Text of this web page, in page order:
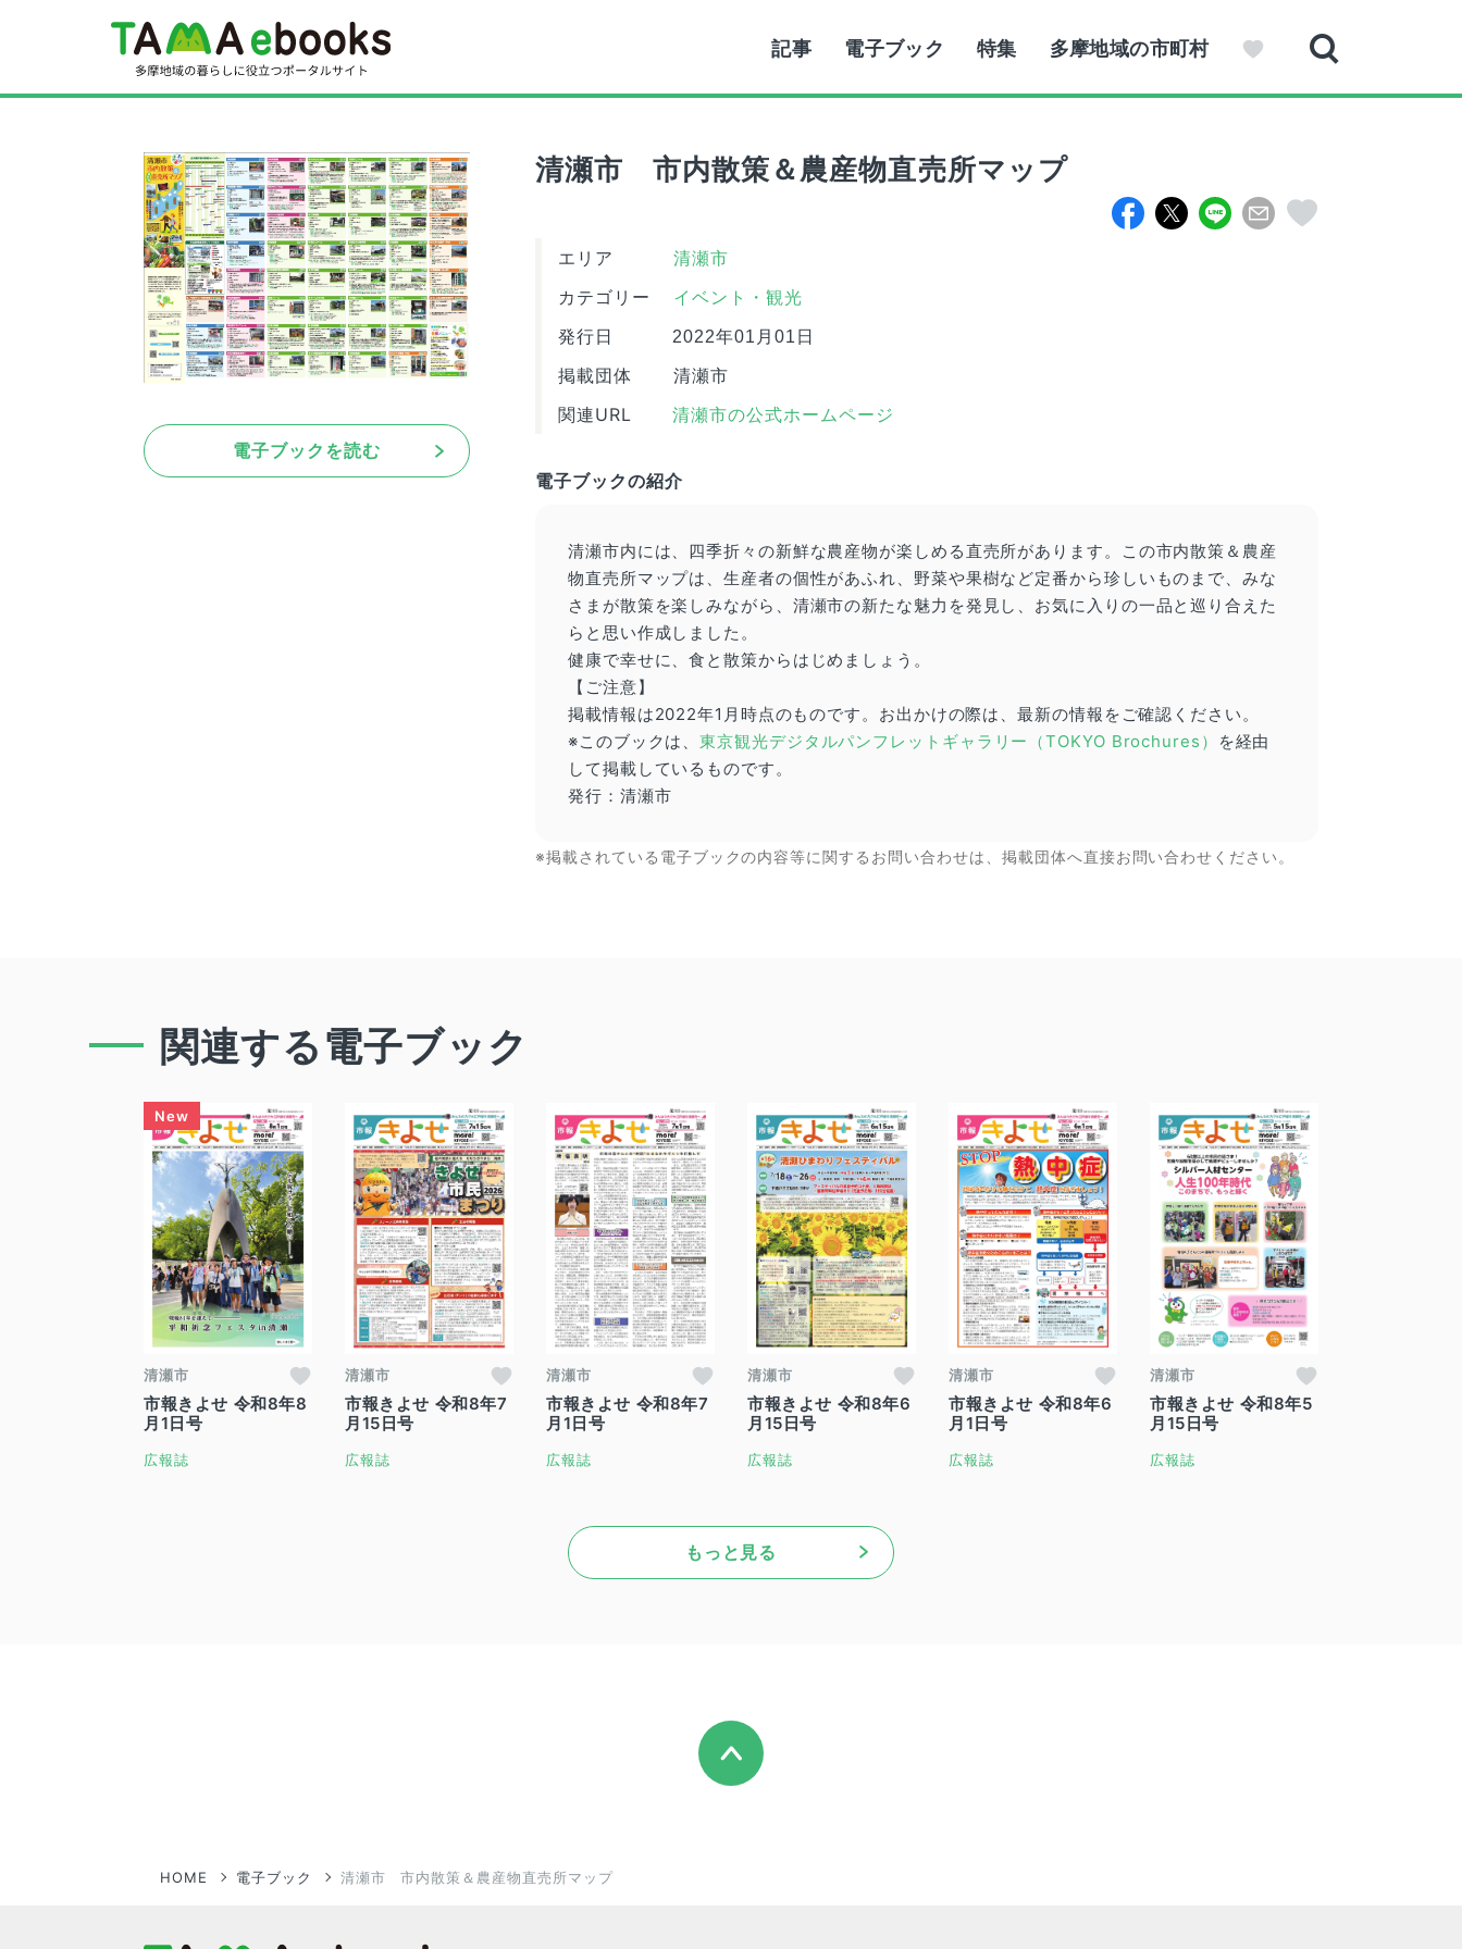
記事 電子ブック 特集 多摩地域の市町村
電子ブックを読む
清瀬市 市内散策＆農産物直売所マップ
エリア 清瀬市
カテゴリー イベント・観光
発行日 2022年01月01日
掲載団体 清瀬市
関連URL 清瀬市の公式ホームページ
電子ブックの紹介
清瀬市内には、四季折々の新鮮な農産物が楽しめる直売所があります。この市内散策＆農産
物直売所マップは、生産者の個性があふれ、野菜や果樹など定番から珍しいものまで、みな
さまが散策を楽しみながら、清瀬市の新たな魅力を発見し、お気に入りの一品と巡り合えた
らと思い作成しました。
健康で幸せに、食と散策からはじめましょう。
【ご注意】
掲載情報は2022年1月時点のものです。お出かけの際は、最新の情報をご確認ください。
※このブックは、東京観光デジタルパンフレットギャラリー（TOKYO Brochures）
を経由
して掲載しているものです。
発行：清瀬市
※掲載されている電子ブックの内容等に関するお問い合わせは、掲載団体へ直接お問い合わせください。
関連する電子ブック
清瀬市
市報きよせ 令和8年8
月1日号
広報誌
清瀬市
市報きよせ 令和8年7
月15日号
広報誌
清瀬市
市報きよせ 令和8年7
月1日号
広報誌
清瀬市
市報きよせ 令和8年6
月15日号
広報誌
清瀬市
市報きよせ 令和8年6
月1日号
広報誌
清瀬市
市報きよせ 令和8年5
月15日号
広報誌
もっと見る
HOME 電子ブック 清瀬市 市内散策＆農産物直売所マップ